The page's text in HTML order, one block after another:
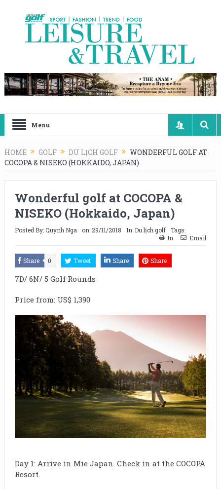
Menu
HOME GOLF DU LỊCH GOLF
WONDERFUL GOLF AT
COCOPA & NISEKO (HOKKAIDO, JAPAN)
Wonderful golf at COCOPA &
NISEKO (Hokkaido, Japan)
Posted By:Quynh Nga on: 29/11/2018 In: Du lịch golf
Tags:
In
Email
Share 0 Tweet Share Share
7D/ 6N/ 5 Golf Rounds
Price from: US$ 1,390
Day 1: Arrive in Mie Japan. Check in at the COCOPA
Resort.